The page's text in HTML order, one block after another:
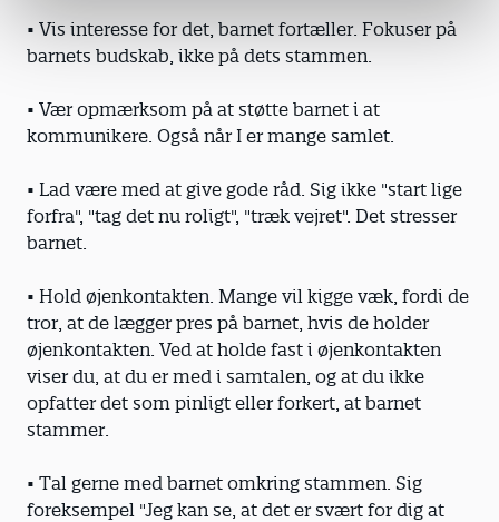
• Vis interesse for det, barnet fortæller. Fokuser på
barnets budskab, ikke på dets stammen.
• Vær opmærksom på at støtte barnet i at
kommunikere. Også når I er mange samlet.
• Lad være med at give gode råd. Sig ikke "start lige
forfra", "tag det nu roligt", "træk vejret". Det stresser
barnet.
• Hold øjenkontakten. Mange vil kigge væk, fordi de
tror, at de lægger pres på barnet, hvis de holder
øjenkontakten. Ved at holde fast i øjenkontakten
viser du, at du er med i samtalen, og at du ikke
opfatter det som pinligt eller forkert, at barnet
stammer.
• Tal gerne med barnet omkring stammen. Sig
foreksempel "Jeg kan se, at det er svært for dig at